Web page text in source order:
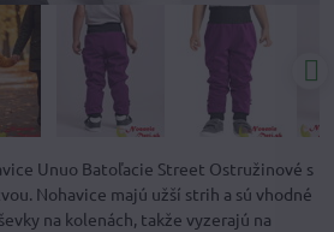
Unuo Batoľacie Street Ostružinové s
Nohavice majú užší strih a sú vhodné
na kolenách, takže vyzerajú na